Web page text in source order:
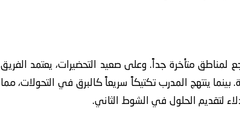
لمناطق متأخرة جداً. وعلى صعيد التحضيرات، يعتمد الفريق
ينتهج المدرب تكتيكاً سريعاً كالبرق في التحولات، مما
لتقديم الحلول في الشوط الثاني.